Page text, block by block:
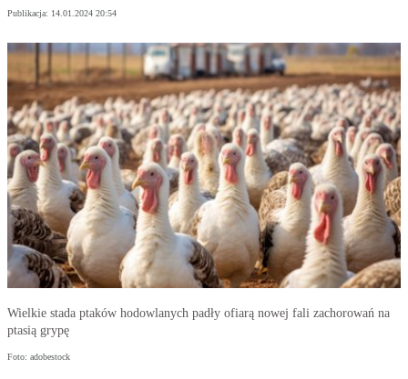
Publikacja: 14.01.2024 20:54
Wielkie stada ptaków hodowlanych padły ofiarą nowej fali zachorowań na
ptasią grypę
Foto: adobestock